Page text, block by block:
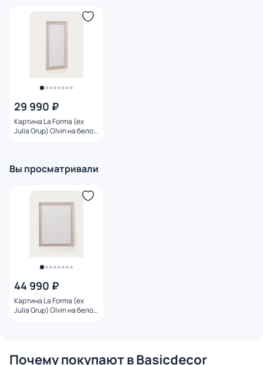
29 990 ₽
Картина La Forma (ex
Julia Grup) Olvin на белой
Вы просматривали
44 990 ₽
Картина La Forma (ex
Julia Grup) Olvin на белой
Почему покупают в Basicdecor